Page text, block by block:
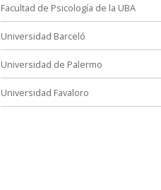
Facultad de Psicología de la UBA
Universidad Barceló
Universidad de Palermo
Universidad Favaloro